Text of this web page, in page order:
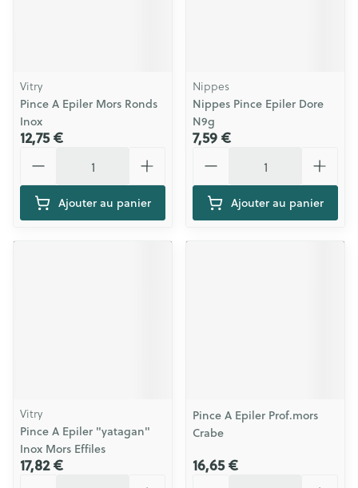
Vitry
Pince A Epiler Mors Ronds
Inox
12,75 €
Ajouter au panier
Nippes
Nippes Pince Epiler Dore
N9g
7,59 €
Ajouter au panier
Vitry
Pince A Epiler "yatagan"
Inox Mors Effiles
17,82 €
Pince A Epiler Prof.mors
Crabe
16,65 €